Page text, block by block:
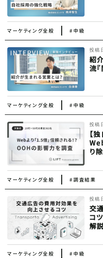
マーケティング全般 #中級
投稿
紹
流
マーケティング全般 #中級
投稿
【
り
マーケティング全般 #調査結果
投稿
交
コ
解
マーケティング全般 #中級